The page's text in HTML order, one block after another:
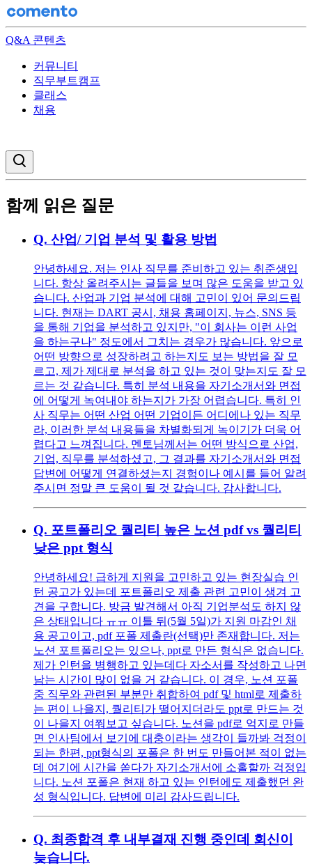
Q&A 콘텐츠
커뮤니티
직무부트캠프
클래스
채용
함께 읽은 질문
Q. 산업/ 기업 분석 및 활용 방법
안녕하세요. 저는 인사 직무를 준비하고 있는 취준생입
니다. 항상 올려주시는 글들을 보며 많은 도움을 받고 있
습니다. 산업과 기업 분석에 대해 고민이 있어 문의드립
니다. 현재는 DART 공시, 채용 홈페이지, 뉴스, SNS 등
을 통해 기업을 분석하고 있지만, "이 회사는 이런 사업
을 하는구나" 정도에서 그치는 경우가 많습니다. 앞으로
어떤 방향으로 성장하려고 하는지도 보는 방법을 잘 모
르고, 제가 제대로 분석을 하고 있는 것이 맞는지도 잘 모
르는 것 같습니다. 특히 분석 내용을 자기소개서와 면접
에 어떻게 녹여내야 하는지가 가장 어렵습니다. 특히 인
사 직무는 어떤 산업 어떤 기업이든 어디에나 있는 직무
라, 이러한 분석 내용들을 차별화되게 녹이기가 더욱 어
렵다고 느껴집니다. 멘토님께서는 어떤 방식으로 산업,
기업, 직무를 분석하셨고, 그 결과를 자기소개서와 면접
답변에 어떻게 연결하셨는지 경험이나 예시를 들어 알려
주시면 정말 큰 도움이 될 것 같습니다. 감사합니다.
Q. 포트폴리오 퀄리티 높은 노션 pdf vs 퀄리티
낮은 ppt 형식
안녕하세요! 급하게 지원을 고민하고 있는 현장실습 인
턴 공고가 있는데 포트폴리오 제출 관련 고민이 생겨 고
견을 구합니다. 방금 발견해서 아직 기업분석도 하지 않
은 상태입니다 ㅠㅠ 이틀 뒤(5월 5일)가 지원 마감인 채
용 공고이고, pdf 포폴 제출란(선택)만 존재합니다. 저는
노션 포트폴리오는 있으나, ppt로 만든 형식은 없습니다.
제가 인턴을 병행하고 있는데다 자소서를 작성하고 나면
남는 시간이 많이 없을 거 같습니다. 이 경우, 노션 포폴
중 직무와 관련된 부분만 취합하여 pdf 및 html로 제출하
는 편이 나을지, 퀄리티가 떨어지더라도 ppt로 만드는 것
이 나을지 여쭤보고 싶습니다. 노션을 pdf로 억지로 만들
면 인사팀에서 보기에 대충이라는 생각이 들까봐 걱정이
되는 한편, ppt형식의 포폴은 한 번도 만들어본 적이 없는
데 여기에 시간을 쏟다가 자기소개서에 소홀할까 걱정입
니다. 노션 포폴은 현재 하고 있는 인턴에도 제출했던 완
성 형식입니다. 답변에 미리 감사드립니다.
Q. 최종합격 후 내부결재 진행 중인데 회신이
늦습니다.